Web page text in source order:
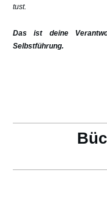
tust.
Das ist deine
Selbstführung.